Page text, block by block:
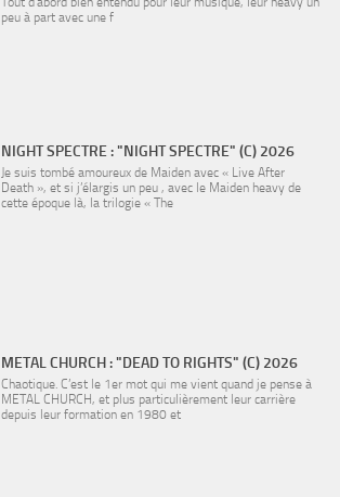
peu à part avec une f
NIGHT SPECTRE : "NIGHT SPECTRE" (C) 2026
Je suis tombé amoureux de Maiden avec « Live After
Death », et si j’élargis un peu , avec le Maiden heavy de
cette époque là, la trilogie « The
METAL CHURCH : "DEAD TO RIGHTS" (C) 2026
Chaotique. C’est le 1er mot qui me vient quand je pense à
METAL CHURCH, et plus particulièrement leur carrière
depuis leur formation en 1980 et